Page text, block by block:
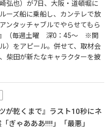
弘也）が7日、大阪・道頓堀に
ーズ船に乗船し、カンテレで放
ンタッチャブルでやらせてもら
』（毎週土曜 深0：45～ ※関
）をアピール。併せて、取材会
柴田が新たなキャラクターを披
ツが乾くまで』ラスト10秒にネ
ぎゃあああ!!!!」「最悪」